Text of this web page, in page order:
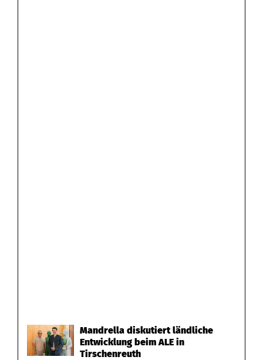
Mandrella diskutiert ländliche
Entwicklung beim ALE in
Tirschenreuth